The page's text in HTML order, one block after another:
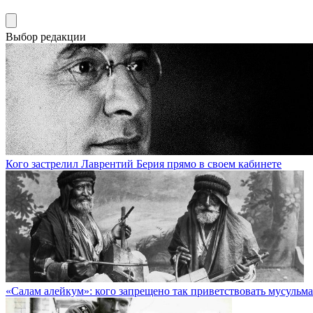
Выбор редакции
Кого застрелил Лаврентий Берия прямо в своем кабинете
«Салам алейкум»: кого запрещено так приветствовать